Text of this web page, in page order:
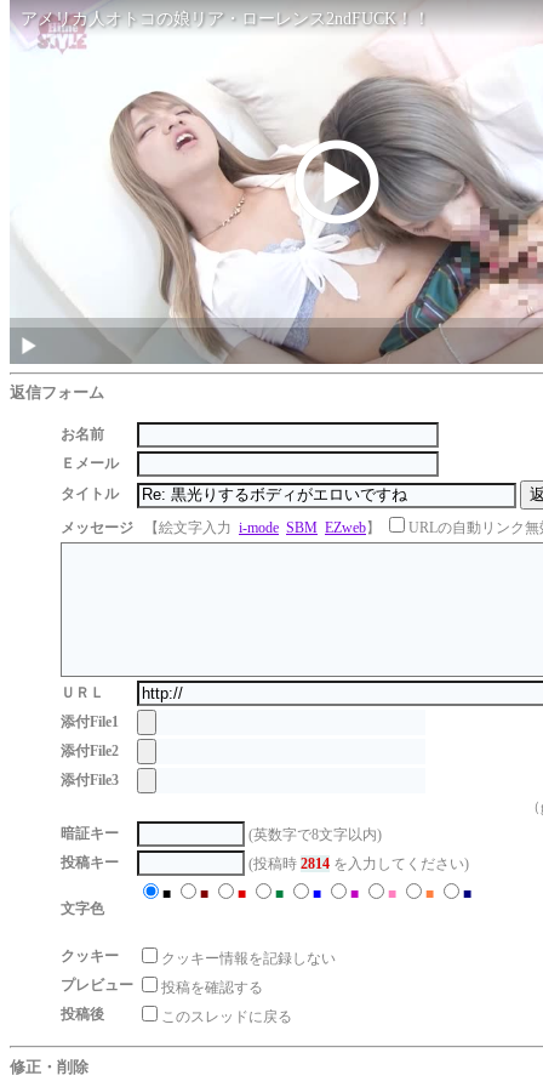
返信フォーム
お名前
Ｅメール
タイトル
メッセージ
【絵文字入力 i-mode SBM EZweb】 URLの自動リンク無
ＵＲＬ
添付File1
添付File2
添付File3
暗証キー
(英数字で8文字以内)
投稿キー
(投稿時 2814 を入力してください)
文字色
■ ■ ■ ■ ■ ■ ■ ■ ■
クッキー
クッキー情報を記録しない
プレビュー
投稿を確認する
投稿後
このスレッドに戻る
修正・削除